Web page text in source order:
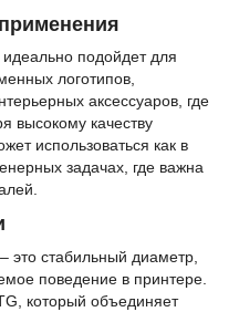
подойдет для
логотипов,
аксессуаров, где
высокому качеству
использоваться как в
задачах, где важна
это стабильный диаметр,
поведение в принтере.
который объединяет